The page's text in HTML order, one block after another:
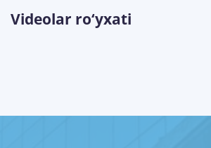
Videolar ro‘yxati